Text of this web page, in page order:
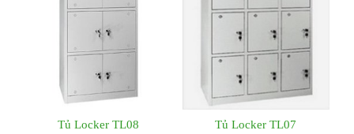
Tủ Locker TL08 Tủ Locker TL07